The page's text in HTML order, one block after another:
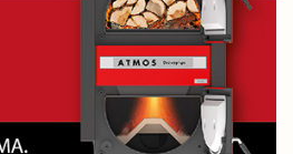
se přes Facebook
chci se
Registrovat